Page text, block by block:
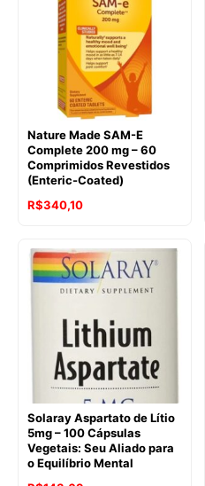
Nature Made SAM-E
Complete 200 mg – 60
Comprimidos Revestidos
(Enteric-Coated)
O
original
era:
R$445,10.
R$340,10O
atual
é:
R$340,10.
Solaray Aspartato de Lítio
5mg – 100 Cápsulas
Vegetais: Seu Aliado para
o Equilíbrio Mental